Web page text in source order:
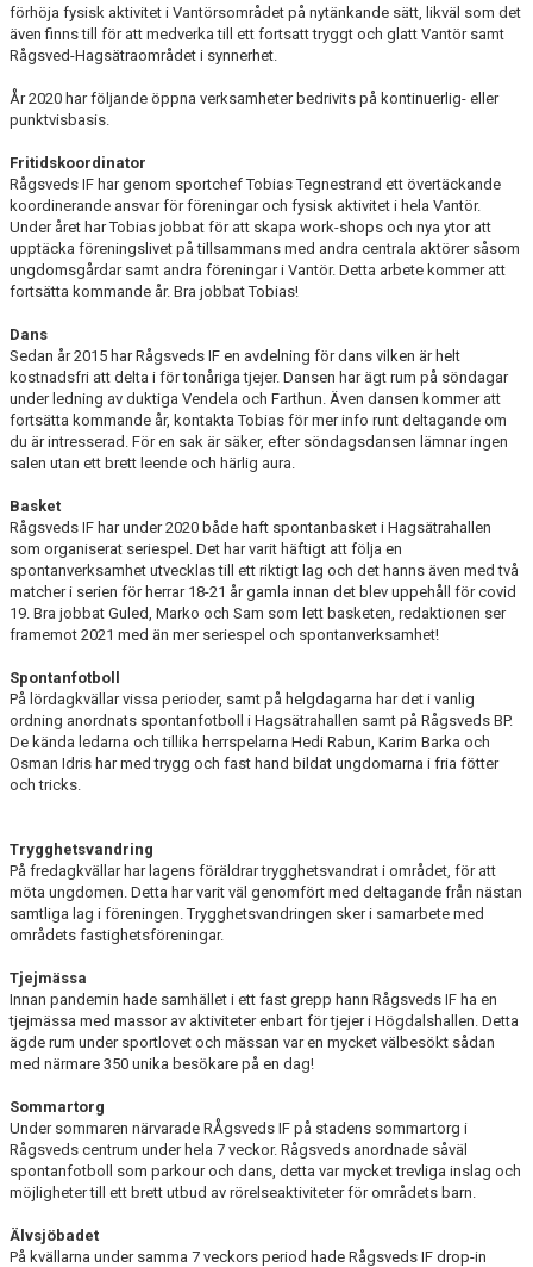
förhöja fysisk aktivitet i Vantörsområdet på nytänkande sätt, likväl som det
även finns till för att medverka till ett fortsatt tryggt och glatt Vantör samt
Rågsved-Hagsätraområdet i synnerhet.
År 2020 har följande öppna verksamheter bedrivits på kontinuerlig- eller
punktvisbasis.
Fritidskoordinator
Rågsveds IF har genom sportchef Tobias Tegnestrand ett övertäckande
koordinerande ansvar för föreningar och fysisk aktivitet i hela Vantör.
Under året har Tobias jobbat för att skapa work-shops och nya ytor att
upptäcka föreningslivet på tillsammans med andra centrala aktörer såsom
ungdomsgårdar samt andra föreningar i Vantör. Detta arbete kommer att
fortsätta kommande år. Bra jobbat Tobias!
Dans
Sedan år 2015 har Rågsveds IF en avdelning för dans vilken är helt
kostnadsfri att delta i för tonåriga tjejer. Dansen har ägt rum på söndagar
under ledning av duktiga Vendela och Farthun. Även dansen kommer att
fortsätta kommande år, kontakta Tobias för mer info runt deltagande om
du är intresserad. För en sak är säker, efter söndagsdansen lämnar ingen
salen utan ett brett leende och härlig aura.
Basket
Rågsveds IF har under 2020 både haft spontanbasket i Hagsätrahallen
som organiserat seriespel. Det har varit häftigt att följa en
spontanverksamhet utvecklas till ett riktigt lag och det hanns även med två
matcher i serien för herrar 18-21 år gamla innan det blev uppehåll för covid
19. Bra jobbat Guled, Marko och Sam som lett basketen, redaktionen ser
framemot 2021 med än mer seriespel och spontanverksamhet!
Spontanfotboll
På lördagkvällar vissa perioder, samt på helgdagarna har det i vanlig
ordning anordnats spontanfotboll i Hagsätrahallen samt på Rågsveds BP.
De kända ledarna och tillika herrspelarna Hedi Rabun, Karim Barka och
Osman Idris har med trygg och fast hand bildat ungdomarna i fria fötter
och tricks.
Trygghetsvandring
På fredagkvällar har lagens föräldrar trygghetsvandrat i området, för att
möta ungdomen. Detta har varit väl genomfört med deltagande från nästan
samtliga lag i föreningen. Trygghetsvandringen sker i samarbete med
områdets fastighetsföreningar.
Tjejmässa
Innan pandemin hade samhället i ett fast grepp hann Rågsveds IF ha en
tjejmässa med massor av aktiviteter enbart för tjejer i Högdalshallen. Detta
ägde rum under sportlovet och mässan var en mycket välbesökt sådan
med närmare 350 unika besökare på en dag!
Sommartorg
Under sommaren närvarade RÅgsveds IF på stadens sommartorg i
Rågsveds centrum under hela 7 veckor. Rågsveds anordnade såväl
spontanfotboll som parkour och dans, detta var mycket trevliga inslag och
möjligheter till ett brett utbud av rörelseaktiviteter för områdets barn.
Älvsjöbadet
På kvällarna under samma 7 veckors period hade Rågsveds IF drop-in